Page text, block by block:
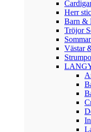
Herr
Barn &
Tröjor
Västar